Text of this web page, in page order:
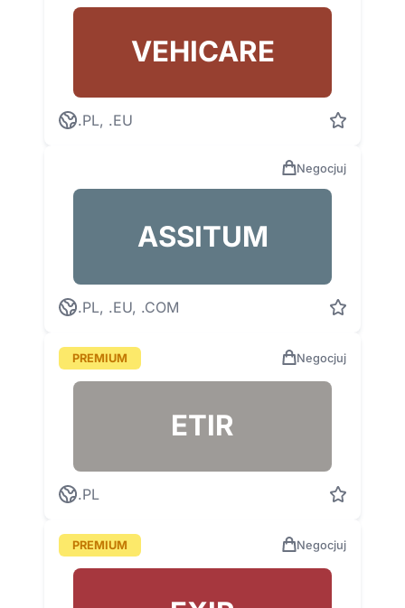
VEHICARE
.PL, .EU
Negocjuj
ASSITUM
.PL, .EU, .COM
PREMIUM Negocjuj
ETIR
.PL
PREMIUM Negocjuj